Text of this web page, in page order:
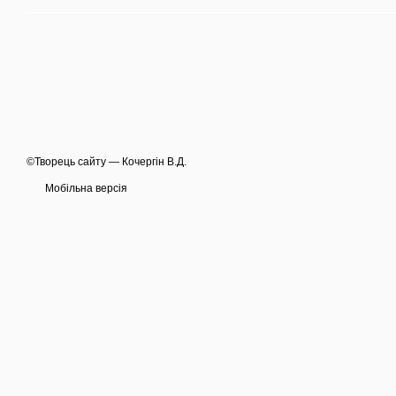
©Творець сайту — Кочергін В.Д.
Мобільна версія